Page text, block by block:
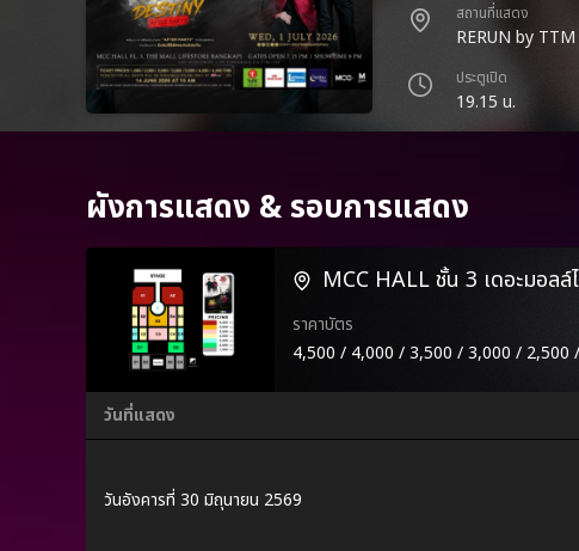
สถานที่แสดง
RERUN by
ประตูเปิด
19.15 น.
ผังการแสดง & รอบการแสดง
MCC HALL ชั้น 3 เดอะมอลล์
ราคาบัตร
4,500 / 4,000 / 3,500 / 3,000 / 2,500
วันที่แสดง
วันอังคารที่ 30 มิถุนายน 2569